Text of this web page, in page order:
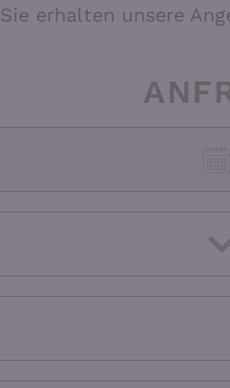
Sie erhalten unsere